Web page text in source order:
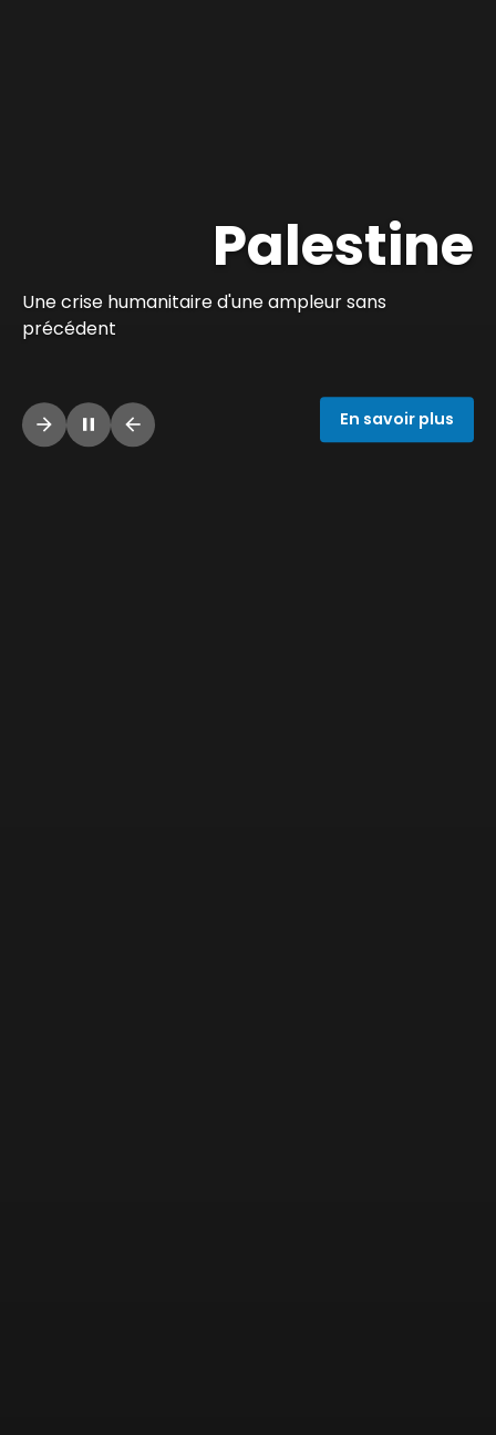
Palestine
Une crise humanitaire d'une ampleur sans
précédent
En savoir plus
arrow_back
pause
arrow_forward
J'agis maintenant
arrow_back
pause
arrow_forward